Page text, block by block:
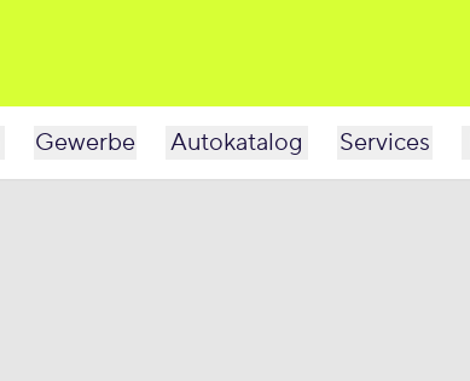
Gewerbe Autokatalog Services